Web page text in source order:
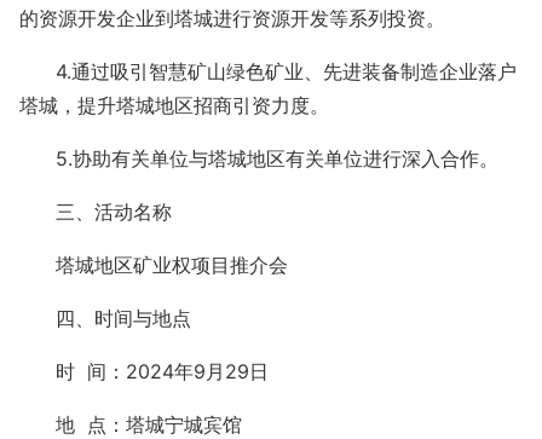
的资源开发企业到塔城进行资源开发等系列投资。
4.通过吸引智慧矿山绿色矿业、先进装备制造企业落户
塔城，提升塔城地区招商引资力度。
5.协助有关单位与塔城地区有关单位进行深入合作。
三、活动名称
塔城地区矿业权项目推介会
四、时间与地点
时 间：2024年9月29日
地 点：塔城宁城宾馆